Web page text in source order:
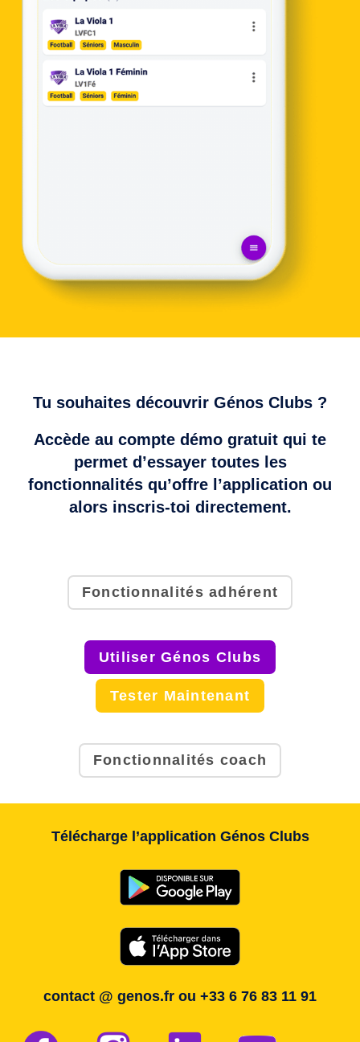
Tu souhaites découvrir Génos Clubs ?
Accède au compte démo gratuit qui te
permet d’essayer toutes les
fonctionnalités qu’offre l’application ou
alors inscris-toi directement.
Fonctionnalités adhérent
Utiliser Génos Clubs
Tester Maintenant
Fonctionnalités coach
Télécharge l’application Génos Clubs
contact @ genos.fr ou +33 6 76 83 11 91